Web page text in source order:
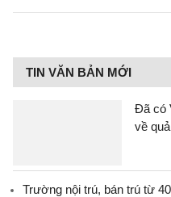
TIN VĂN BẢN MỚI
Đã có
về
Trường nội trú, bán trú từ